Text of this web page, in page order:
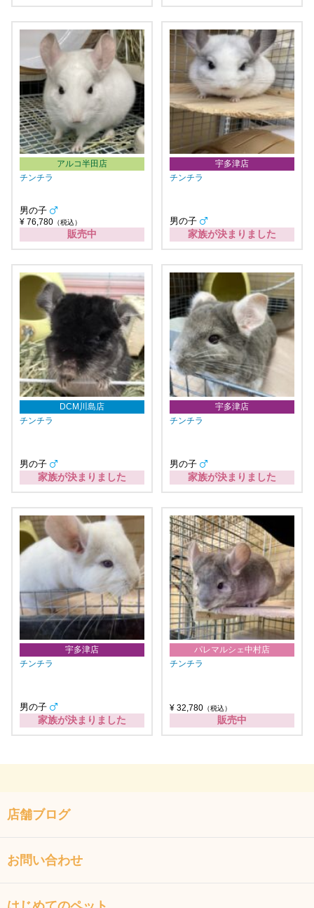
アルコ半田店
チンチラ
男の子
¥ 76,780 （税込）
販売中
宇多津店
チンチラ
男の子
家族が決まりました
DCM川島店
チンチラ
男の子
家族が決まりました
宇多津店
チンチラ
男の子
家族が決まりました
宇多津店
チンチラ
男の子
家族が決まりました
パレマルシェ中村店
チンチラ
¥ 32,780 （税込）
販売中
店舗ブログ
お問い合わせ